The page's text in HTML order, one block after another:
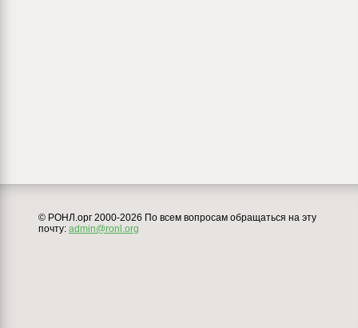
© РОНЛ.орг 2000-2026 По всем вопросам обращаться на эту
почту: admin@ronl.org